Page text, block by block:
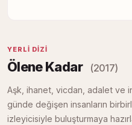
YERLI DIZI
Ölene Kadar (2017)
Aşk, ihanet, vicdan, adalet ve
günde değişen insanların
izleyicisiyle buluşturmaya